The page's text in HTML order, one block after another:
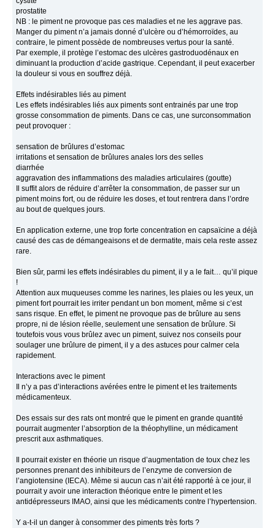
prostatite
NB : le piment ne provoque pas ces maladies et ne les aggrave pas.
Manger du piment n’a jamais donné d’ulcère ou d’hémorroïdes, au
contraire, le piment possède de nombreuses vertus pour la santé.
Par exemple, il protège l’estomac des ulcères gastroduodénaux en
diminuant la production d’acide gastrique. Cependant, il peut exacerber
la douleur si vous en souffrez déjà.
Effets indésirables liés au piment
Les effets indésirables liés aux piments sont entrainés par une trop
grosse consommation de piments. Dans ce cas, une surconsommation
peut provoquer :
sensation de brûlures d’estomac
irritations et sensation de brûlures anales lors des selles
diarrhée
aggravation des inflammations des maladies articulaires (goutte)
Il suffit alors de réduire d’arrêter la consommation, de passer sur un
piment moins fort, ou de réduire les doses, et tout rentrera dans l’ordre
au bout de quelques jours.
En application externe, une trop forte concentration en capsaïcine a déjà
causé des cas de démangeaisons et de dermatite, mais cela reste assez
rare.
Bien sûr, parmi les effets indésirables du piment, il y a le fait… qu’il pique
!
Attention aux muqueuses comme les narines, les plaies ou les yeux, un
piment fort pourrait les irriter pendant un bon moment, même si c’est
sans risque. En effet, le piment ne provoque pas de brûlure au sens
propre, ni de lésion réelle, seulement une sensation de brûlure. Si
toutefois vous vous brûlez avec un piment, suivez nos conseils pour
soulager une brûlure de piment, il y a des astuces pour calmer cela
rapidement.
Interactions avec le piment
Il n’y a pas d’interactions avérées entre le piment et les traitements
médicamenteux.
Des essais sur des rats ont montré que le piment en grande quantité
pourrait augmenter l’absorption de la théophylline, un médicament
prescrit aux asthmatiques.
Il pourrait exister en théorie un risque d’augmentation de toux chez les
personnes prenant des inhibiteurs de l’enzyme de conversion de
l’angiotensine (IECA). Même si aucun cas n’ait été rapporté à ce jour, il
pourrait y avoir une interaction théorique entre le piment et les
antidépresseurs IMAO, ainsi que les médicaments contre l’hypertension.
Y a-t-il un danger à consommer des piments très forts ?